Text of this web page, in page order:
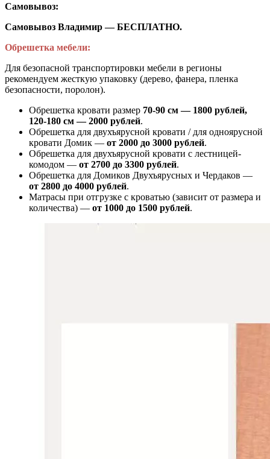
Самовывоз:
Самовывоз Владимир — БЕСПЛАТНО.
Обрешетка мебели:
Для безопасной транспортировки мебели в регионы
рекомендуем жесткую упаковку (дерево, фанера, пленка
безопасности, поролон).
Обрешетка кровати размер 70-90 см — 1800 рублей,
120-180 см — 2000 рублей.
Обрешетка для двухъярусной кровати / для одноярусной
кровати Домик — от 2000 до 3000 рублей.
Обрешетка для двухъярусной кровати с лестницей-
комодом — от 2700 до 3300 рублей.
Обрешетка для Домиков Двухъярусных и Чердаков —
от 2800 до 4000 рублей.
Матрасы при отгрузке с кроватью (зависит от размера и
количества) — от 1000 до 1500 рублей.